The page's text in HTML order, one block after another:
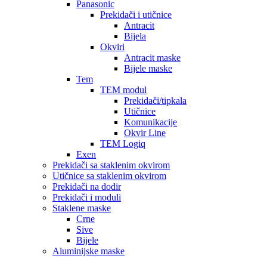
Panasonic
Prekidači i utičnice
Antracit
Bijela
Okviri
Antracit maske
Bijele maske
Tem
TEM modul
Prekidači/tipkala
Utičnice
Komunikacije
Okvir Line
TEM Logiq
Exen
Prekidači sa staklenim okvirom
Utičnice sa staklenim okvirom
Prekidači na dodir
Prekidači i moduli
Staklene maske
Crne
Sive
Bijele
Aluminijske maske